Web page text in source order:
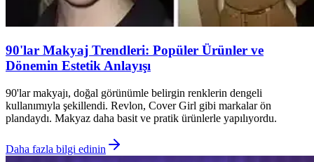
90'lar Makyaj Trendleri: Popüler Ürünler ve
Dönemin Estetik Anlayışı
90'lar makyajı, doğal görünümle belirgin renklerin dengeli
kullanımıyla şekillendi. Revlon, Cover Girl gibi markalar ön
plandaydı. Makyaz daha basit ve pratik ürünlerle yapılıyordu.
Daha fazla bilgi edinin